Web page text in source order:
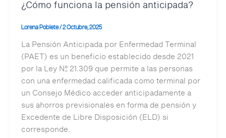
¿Cómo funciona la pensión anticipada?
Lorena Poblete/2 Octubre, 2025
La Pensión Anticipada por Enfermedad Terminal
(PAET) es un beneficio establecido desde 2021
por la Ley Nº 21.309 que permite a las personas
con una enfermedad calificada como terminal por
un Consejo Médico acceder anticipadamente a
sus ahorros previsionales en forma de pensión y
Excedente de Libre Disposición (ELD) si
corresponde.